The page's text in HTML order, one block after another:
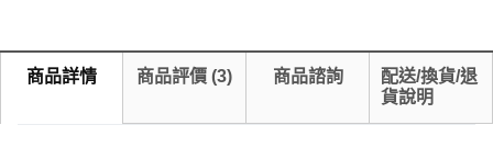
商品詳情 商品評價 (3) 商品諮詢
配送/換貨/退
貨說明